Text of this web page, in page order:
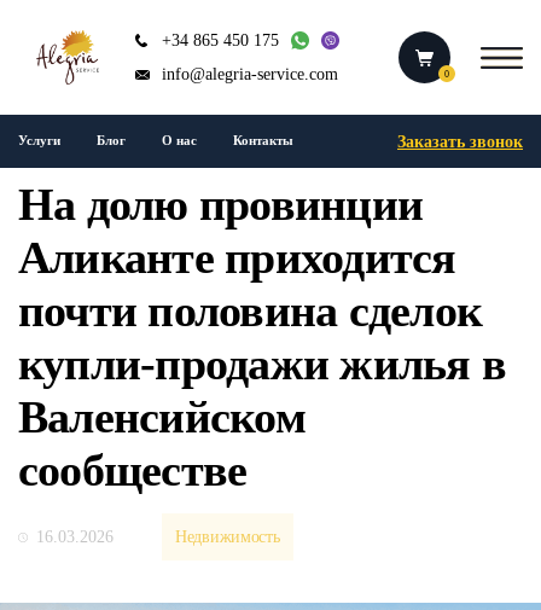
+34 865 450 175
info@alegria-service.com
0
Услуги Блог О нас Контакты Заказать звонок
На долю провинции
Аликанте приходится
почти половина сделок
купли-продажи жилья в
Валенсийском
сообществе
16.03.2026 Недвижимость